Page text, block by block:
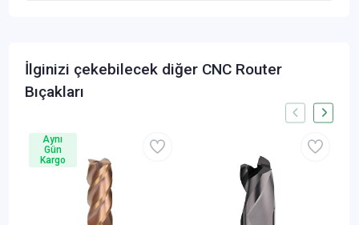
İlginizi çekebilecek diğer CNC Router
Bıçakları
Aynı
Gün
Kargo